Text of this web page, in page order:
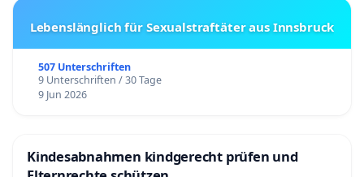
Lebenslänglich für Sexualstraftäter aus Innsbruck
507 Unterschriften
9 Unterschriften / 30 Tage
9 Jun 2026
Kindesabnahmen kindgerecht prüfen und